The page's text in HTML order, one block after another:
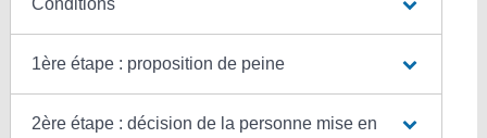
1ère étape : proposition de peine
2ère étape : décision de la personne mise en